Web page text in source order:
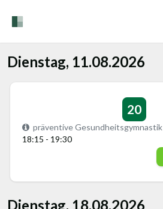
Hilfe & Info
Dienstag, 11.08.2026
20
präventive Gesundheitsgymnastik
18:15 - 19:30
Dienstag, 18.08.2026